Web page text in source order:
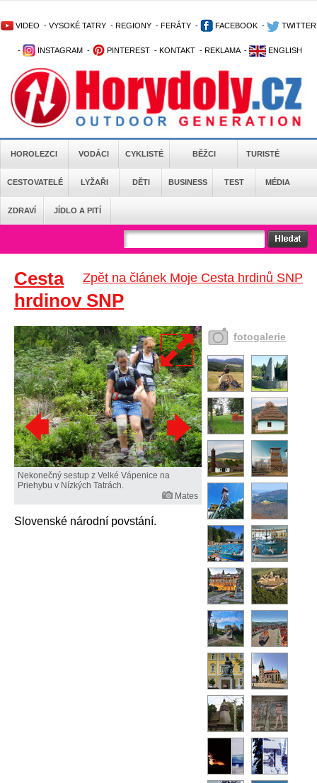
VIDEO - VYSOKÉ TATRY - REGIONY - FERÁTY - FACEBOOK - TWITTER
- INSTAGRAM - PINTEREST - KONTAKT - REKLAMA - ENGLISH
HOROLEZCI VODÁCI CYKLISTÉ BĚŽCI TURISTÉ
CESTOVATELÉ LYŽAŘI DĚTI BUSINESS TEST MÉDIA
ZDRAVÍ JÍDLO A PITÍ
Zpět na článek Moje Cesta hrdinů SNP
Cesta
hrdinov SNP
Nekonečný sestup z Velké Vápenice na
Priehybu v Nízkých Tatrách.
Mates
Slovenské národní povstání.
fotogalerie